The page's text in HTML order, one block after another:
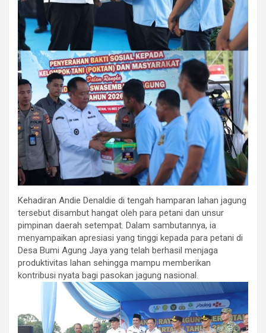
Kehadiran Andie Denaldie di tengah hamparan lahan jagung
tersebut disambut hangat oleh para petani dan unsur
pimpinan daerah setempat. Dalam sambutannya, ia
menyampaikan apresiasi yang tinggi kepada para petani di
Desa Bumi Agung Jaya yang telah berhasil menjaga
produktivitas lahan sehingga mampu memberikan
kontribusi nyata bagi pasokan jagung nasional.